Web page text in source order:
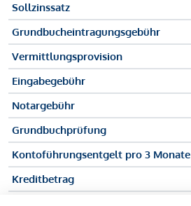
Sollzinssatz
Grundbucheintragungsgebühr
Vermittlungsprovision
Eingabegebühr
Notargebühr
Grundbuchprüfung
Kontoführungsentgelt pro 3 Monate
Kreditbetrag